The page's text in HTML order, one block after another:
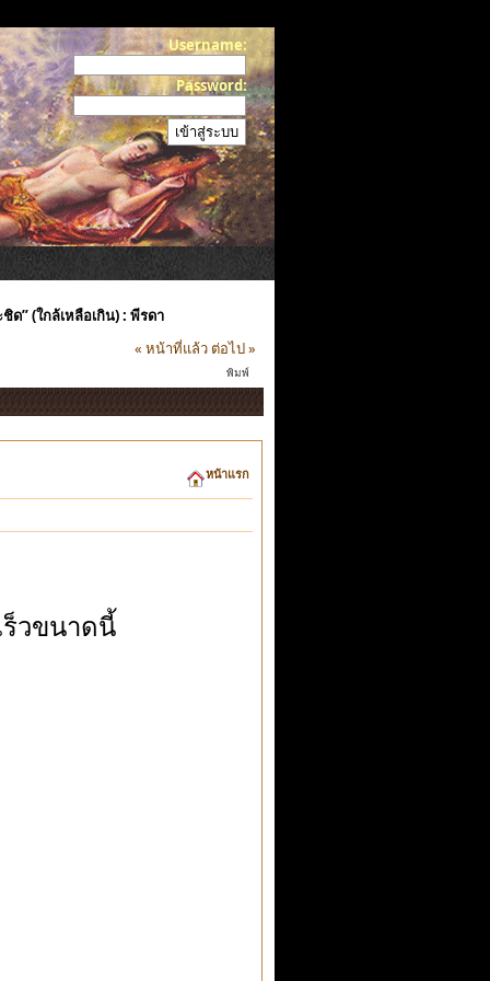
Username:
Password:
ด” (ใกล้เหลือเกิน) : พีรดา
« หน้าที่แล้ว ต่อไป »
พิมพ์
หน้าแรก
วขนาดนี้